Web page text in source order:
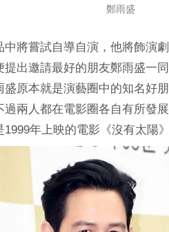
鄭雨盛
中將嘗試自導自演，他將飾演
提出邀請最好的朋友鄭雨盛一
盛原本就是演藝圈中的知名好
過兩人都在電影圈各自有所發
年上映的電影《沒有太陽》